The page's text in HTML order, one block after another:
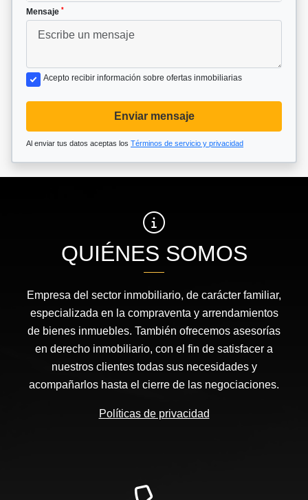
Mensaje *
Acepto recibir información sobre ofertas inmobiliarias
Enviar mensaje
Al enviar tus datos aceptas los Términos de servicio y privacidad
QUIÉNES SOMOS
Empresa del sector inmobiliario, de carácter familiar,
especializada en la compraventa y arrendamientos
de bienes inmuebles. También ofrecemos asesorías
en derecho inmobiliario, con el fin de satisfacer a
nuestros clientes todas sus necesidades y
acompañarlos hasta el cierre de las negociaciones.
Políticas de privacidad